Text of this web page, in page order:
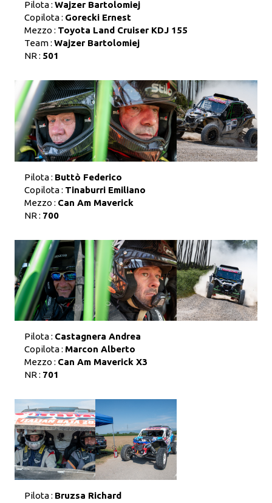
Pilota : Wajzer Bartolomiej
Copilota : Gorecki Ernest
Mezzo : Toyota Land Cruiser KDJ 155
Team : Wajzer Bartolomiej
NR : 501
Pilota : Buttò Federico
Copilota : Tinaburri Emiliano
Mezzo : Can Am Maverick
NR : 700
Pilota : Castagnera Andrea
Copilota : Marcon Alberto
Mezzo : Can Am Maverick X3
NR : 701
Pilota : Bruzsa Richard